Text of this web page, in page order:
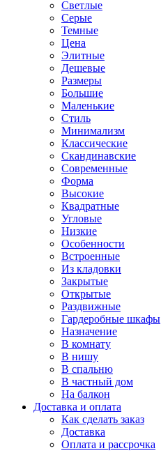
Светлые
Серые
Темные
Цена
Элитные
Дешевые
Размеры
Большие
Маленькие
Стиль
Минимализм
Классические
Скандинавские
Современные
Форма
Высокие
Квадратные
Угловые
Низкие
Особенности
Встроенные
Из кладовки
Закрытые
Открытые
Раздвижные
Гардеробные шкафы
Назначение
В комнату
В нишу
В спальню
В частный дом
На балкон
Доставка и оплата
Как сделать заказ
Доставка
Оплата и рассрочка